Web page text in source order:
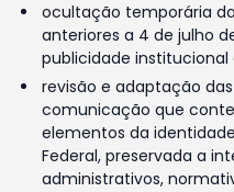
ocultação temporária
anteriores a 4 de julho
publicidade
revisão e adaptação
comunicação que
elementos da
Federal, preservada a
administrativos,